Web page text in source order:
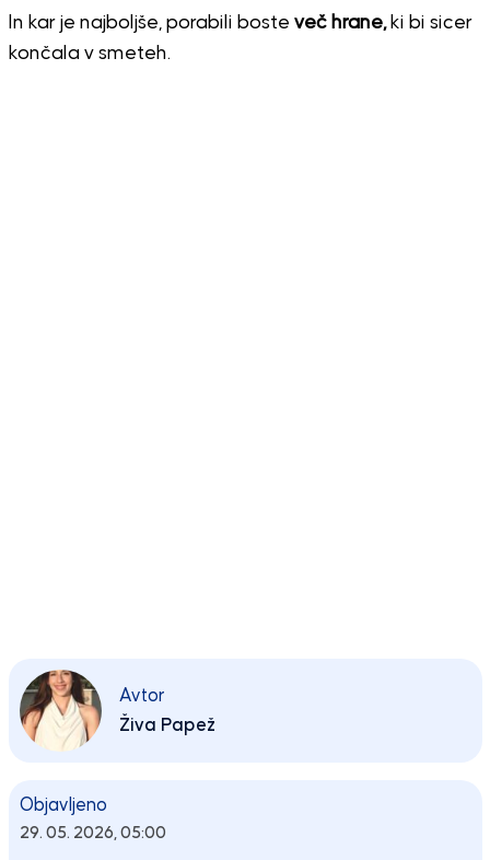
In kar je najboljše, porabili boste več hrane,ki bi sicer
končala v smeteh.
Avtor
Živa Papež
Objavljeno
29. 05. 2026, 05:00